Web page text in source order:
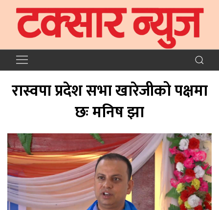
रास्वपा प्रदेश सभा खारेजीको पक्षमा
छः मनिष झा